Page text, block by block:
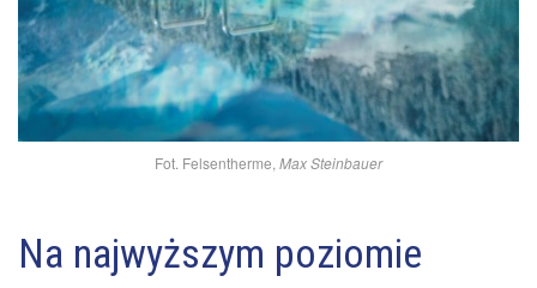
Fot. Felsentherme, Max Steinbauer
Na najwyższym poziomie